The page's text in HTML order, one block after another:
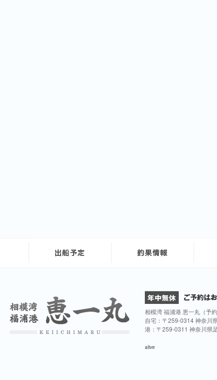
相模湾 福浦港 恵一丸（予
自宅：〒259-0314 神奈川
港：〒259-0311 神奈川県
alive